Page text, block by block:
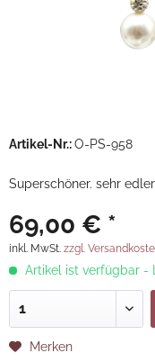
Artikel-Nr.:O-PS-958
Superschöner. sehr
69,00 € *
inkl. MwSt. zzgl.
Artikel ist verfügbar -
Merken